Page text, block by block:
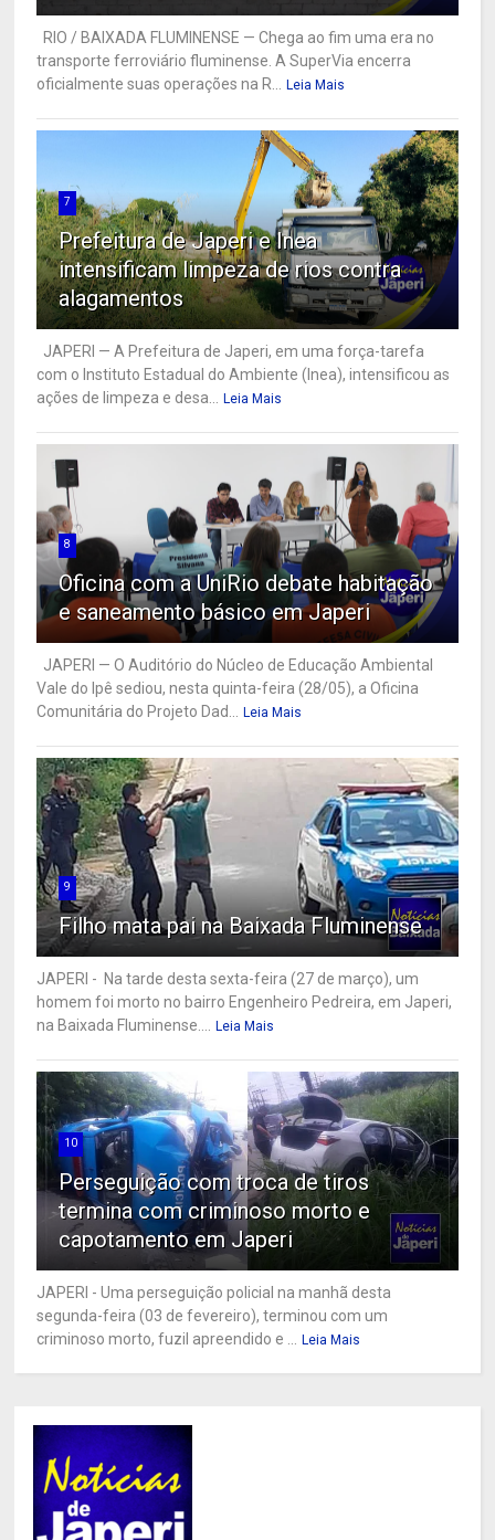
RIO / BAIXADA FLUMINENSE — Chega ao fim uma era no
transporte ferroviário fluminense. A SuperVia encerra
oficialmente suas operações na R...
Leia Mais
7
Prefeitura de Japeri e Inea
intensificam limpeza de rios contra
alagamentos
JAPERI — A Prefeitura de Japeri, em uma força-tarefa
com o Instituto Estadual do Ambiente (Inea), intensificou as
ações de limpeza e desa...
Leia Mais
8
Oficina com a UniRio debate habitação
e saneamento básico em Japeri
JAPERI — O Auditório do Núcleo de Educação Ambiental
Vale do Ipê sediou, nesta quinta-feira (28/05), a Oficina
Comunitária do Projeto Dad...
Leia Mais
9
Filho mata pai na Baixada Fluminense
JAPERI - Na tarde desta sexta-feira (27 de março), um
homem foi morto no bairro Engenheiro Pedreira, em Japeri,
na Baixada Fluminense....
Leia Mais
10
Perseguição com troca de tiros
termina com criminoso morto e
capotamento em Japeri
JAPERI - Uma perseguição policial na manhã desta
segunda-feira (03 de fevereiro), terminou com um
criminoso morto, fuzil apreendido e ...
Leia Mais